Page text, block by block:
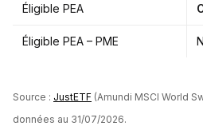
Éligible PEA
Éligible PEA – PME
Source : JustETF (Amundi MSCI World
données au 31/07/2026.